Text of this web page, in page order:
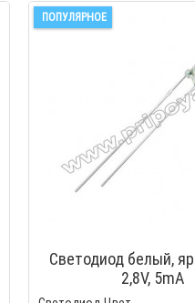
ПОПУЛЯРНОЕ
Светодиод белый,
2,8V, 5mA